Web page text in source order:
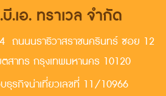
.เอ. ทราเวล จำกัด
ถนนนราธิวาสราชนครินทร์ ซอย 12
สาทร กรุงเทพมหานคร 10120
ธุรกิจน่าเที่ยวเลขที่ 11/10966